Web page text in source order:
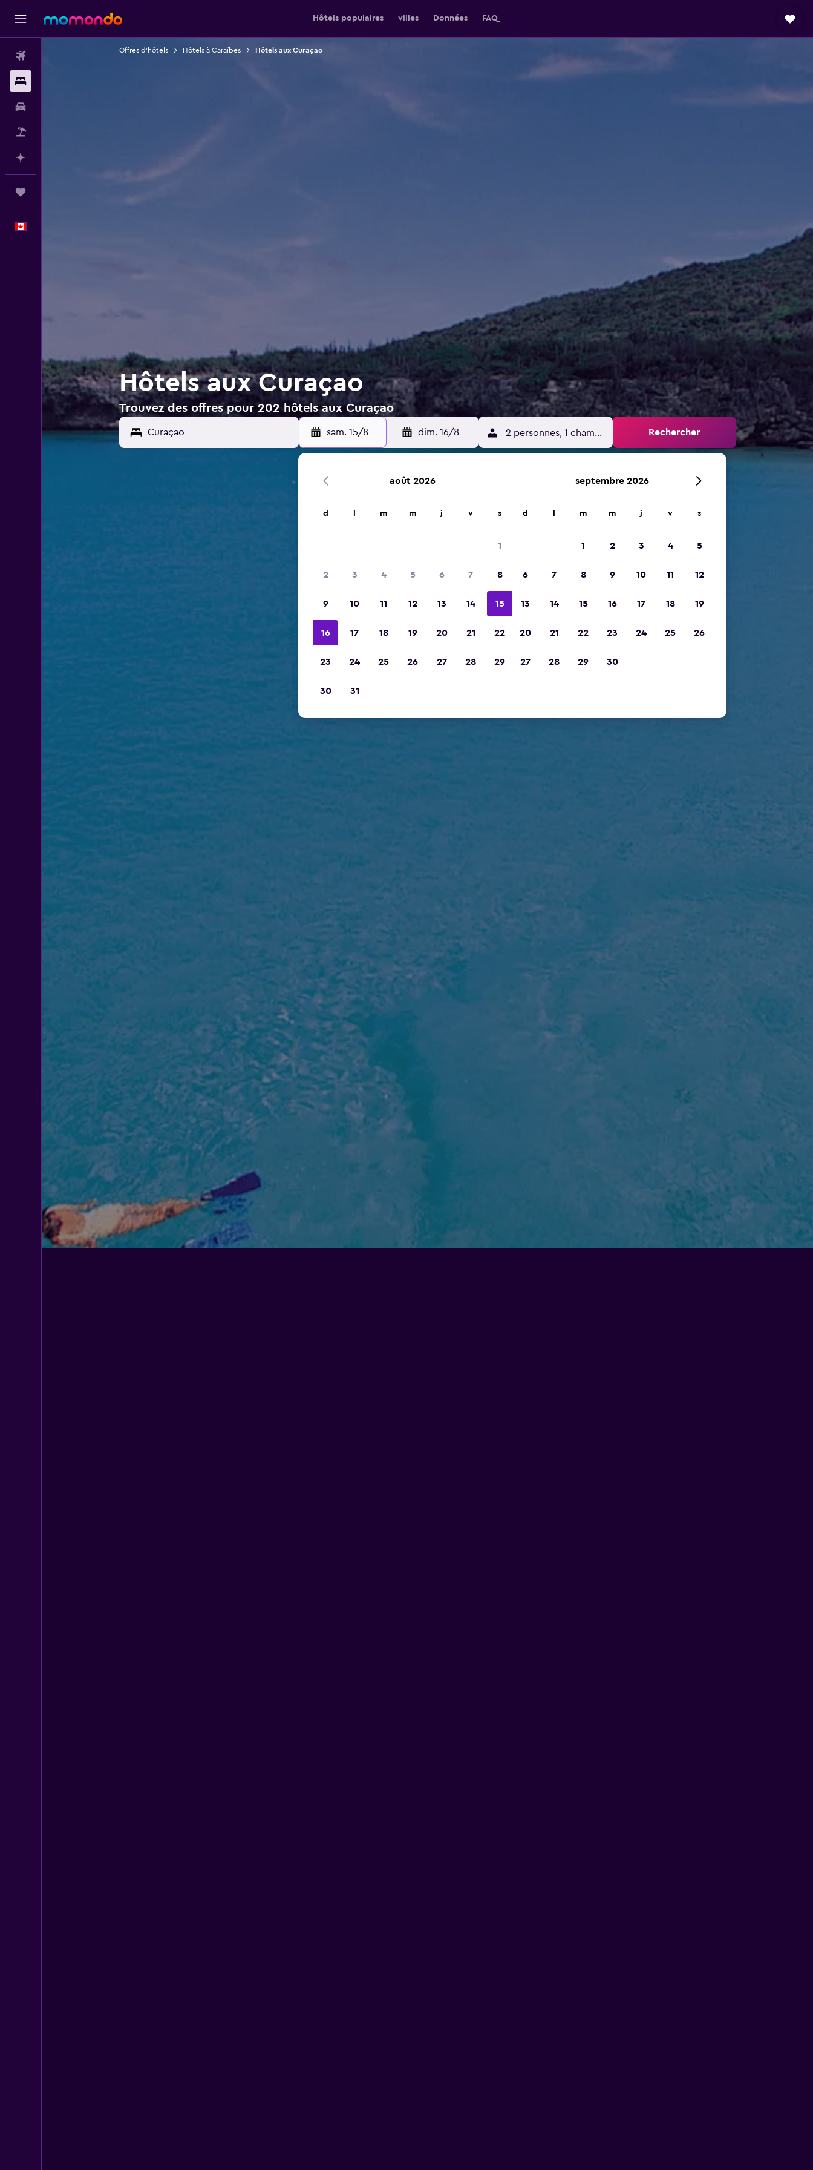
Hôtels populaires villes Données FAQ
Offres d’hôtels Hôtels à Caraïbes Hôtels aux Curaçao
Hôtels aux Curaçao
Trouvez des offres pour 202 hôtels aux Curaçao
sam. 15/8 - dim. 16/8 2 personnes, 1 chambre Rechercher
août 2026
d m m j v s
1
2 3 4 5 6 7 8
9 10 11 12 13 14 15
16 17 18 19 20 21 22
23 24 25 26 27 28 29
30 31
septembre 2026
d m m j v s
1 2 3 4 5
6 7 8 9 10 11 12
13 14 15 16 17 18 19
20 21 22 23 24 25 26
27 28 29 30